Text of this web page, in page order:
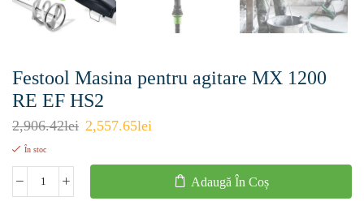
Festool Masina pentru agitare MX 1200
RE EF HS2
2,906.42lei 2,557.65lei
În stoc
Adaugă În Coș